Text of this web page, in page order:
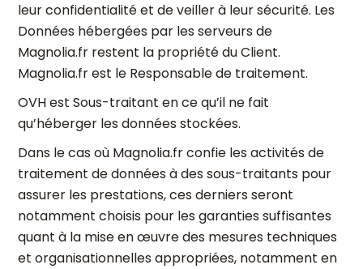
leur confidentialité et de veiller à leur sécurité. Les
Données hébergées par les serveurs de
Magnolia.fr restent la propriété du Client.
Magnolia.fr est le Responsable de traitement.
OVH est Sous-traitant en ce qu’il ne fait
qu’héberger les données stockées.
Dans le cas où Magnolia.fr confie les activités de
traitement de données à des sous-traitants pour
assurer les prestations, ces derniers seront
notamment choisis pour les garanties suffisantes
quant à la mise en œuvre des mesures techniques
et organisationnelles appropriées, notamment en